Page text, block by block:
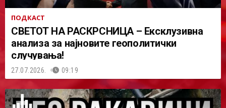
ПОДКАСТ
СВЕТОТ НА РАСКРСНИЦА – Ексклузивна
анализа за најновите геополитички
случувања!
27.07.2026. 09:19